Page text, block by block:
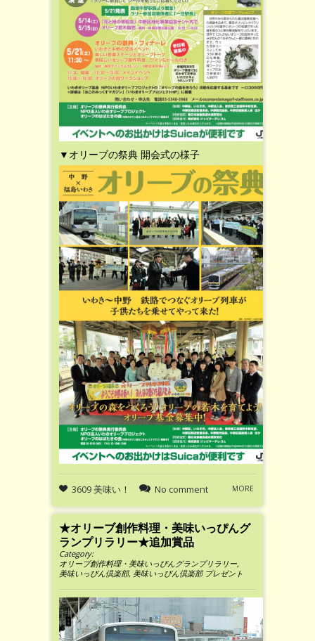
▼オリーブの祭典 開会式の様子
3609 美味い！ No comment MORE
★オリーブ創作料理・美味いっぴんグ
ランプリラリー★追加賞品
Category:
オリーブ創作料理・美味いっぴんグランプリラリー,
美味いっぴん倶楽部, 美味いっぴん倶楽部 プレゼント